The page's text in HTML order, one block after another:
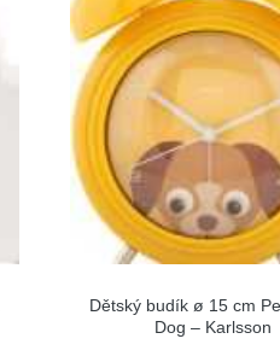
Dětský budík ø 15 cm
Dog – Karlsson